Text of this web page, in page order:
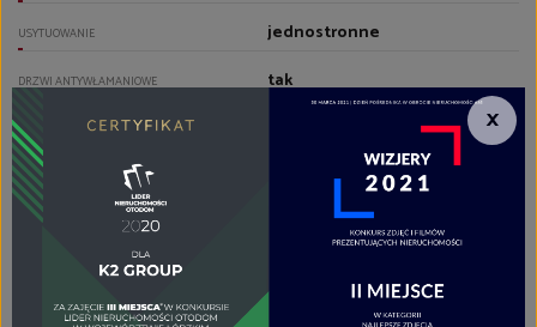
USYTUOWANIE jednostronne
DRZWI ANTYWŁAMANIOWE tak
POMIESZCZENIA
×